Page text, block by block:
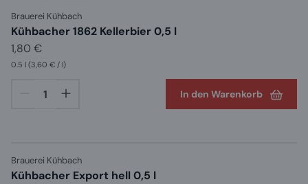
Brauerei Kühbach
Kühbacher 1862 Kellerbier 0,5 l
1,80 €
0.5 l (3,60 € / l)
In den Warenkorb
Brauerei Kühbach
Kühbacher Export hell 0,5 l